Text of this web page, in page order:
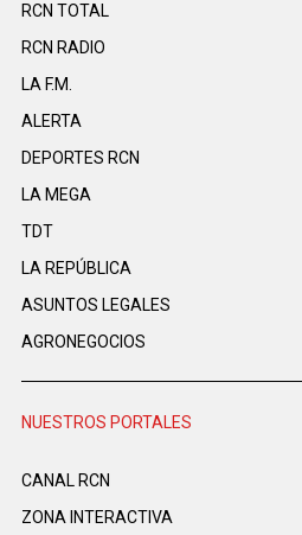
RCN TOTAL
RCN RADIO
LA F.M.
ALERTA
DEPORTES RCN
LA MEGA
TDT
LA REPÚBLICA
ASUNTOS LEGALES
AGRONEGOCIOS
NUESTROS PORTALES
CANAL RCN
ZONA INTERACTIVA